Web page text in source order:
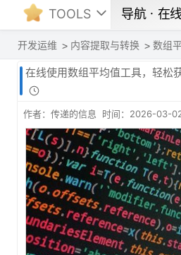
TOOLS 导航ㆍ在
开发运维 内容提取与转换 数组
在线使用数组平均值工具，轻松
作者：传递的信息 时间：2026-03-